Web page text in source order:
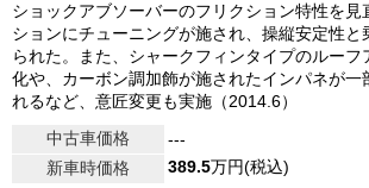
ショックアブソーバーのフリクション特性を見
ションにチューニングが施され、操縦安定性と
られた。また、シャークフィンタイプのルーフ
化や、カーボン調加飾が施されたインパネが一
れるなど、意匠変更も実施（2014.6）
中古車価格
---
新車時価格
389.5万円(税込)